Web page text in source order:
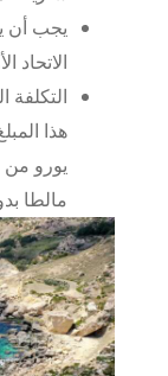
يجب أن
الاتحاد
يورو من
مالطا